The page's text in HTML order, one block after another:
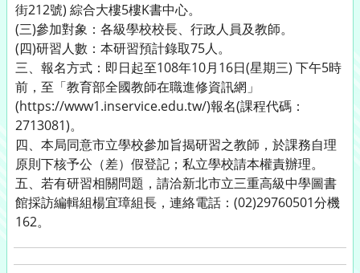
街212號) 綜合大樓5樓K書中心。
(三)參加對象：各級學校校長、行政人員及教師。
(四)研習人數：本研習預計錄取75人。
三、報名方式：即日起至108年10月16日(星期三) 下午5時
前，至「教育部全國教師在職進修資訊網」
(https://www1.inservice.edu.tw/)報名(課程代碼：
2713081)。
四、本局同意市立學校參加旨揭研習之教師，於課務自理
原則下核予公（差）假登記；私立學校請本權責辦理。
五、若有研習相關問題，請洽新北市立三重高級中學圖書
館採訪編輯組楊宜璋組長，連絡電話：(02)29760501分機
162。